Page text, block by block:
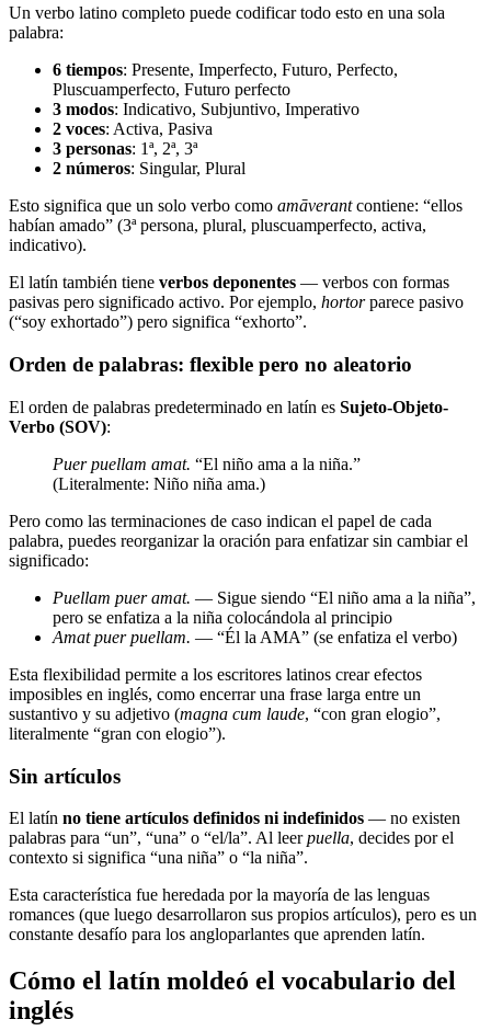
Un verbo latino completo puede codificar todo esto en una sola
palabra:
6 tiempos: Presente, Imperfecto, Futuro, Perfecto,
Pluscuamperfecto, Futuro perfecto
3 modos: Indicativo, Subjuntivo, Imperativo
2 voces: Activa, Pasiva
3 personas: 1ª, 2ª, 3ª
2 números: Singular, Plural
Esto significa que un solo verbo como amāverantcontiene: “ellos
habían amado” (3ª persona, plural, pluscuamperfecto, activa,
indicativo).
El latín también tiene verbos deponentes — verbos con formas
pasivas pero significado activo. Por ejemplo, hortorparece pasivo
(“soy exhortado”) pero significa “exhorto”.
Orden de palabras: flexible pero no aleatorio
El orden de palabras predeterminado en latín es Sujeto-Objeto-
Verbo (SOV):
Puer puellam amat. “El niño ama a la niña.”
(Literalmente: Niño niña ama.)
Pero como las terminaciones de caso indican el papel de cada
palabra, puedes reorganizar la oración para enfatizar sin cambiar el
significado:
Puellam puer amat. — Sigue siendo “El niño ama a la niña”,
pero se enfatiza a la niña colocándola al principio
Amat puer puellam. — “Él la AMA” (se enfatiza el verbo)
Esta flexibilidad permite a los escritores latinos crear efectos
imposibles en inglés, como encerrar una frase larga entre un
sustantivo y su adjetivo (magna cum laude, “con gran elogio”,
literalmente “gran con elogio”).
Sin artículos
El latín no tiene artículos definidos ni indefinidos — no existen
palabras para “un”, “una” o “el/la”. Al leerpuella, decides por el
contexto si significa “una niña” o “la niña”.
Esta característica fue heredada por la mayoría de las lenguas
romances (que luego desarrollaron sus propios artículos), pero es un
constante desafío para los angloparlantes que aprenden latín.
Cómo el latín moldeó el vocabulario del
inglés